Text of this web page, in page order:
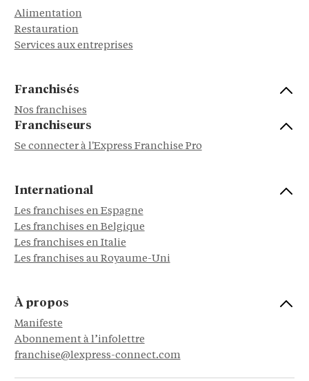
Alimentation
Restauration
Services aux entreprises
Franchisés
Nos franchises
Franchiseurs
Se connecter à l'Express Franchise Pro
International
Les franchises en Espagne
Les franchises en Belgique
Les franchises en Italie
Les franchises au Royaume-Uni
À propos
Manifeste
Abonnement à l’infolettre
franchise@lexpress-connect.com